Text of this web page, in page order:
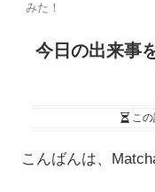
みた！
今日の出来事
こ
こんばんは、